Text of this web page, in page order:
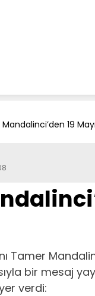
19
Tamer
bir mesaj
verdi: